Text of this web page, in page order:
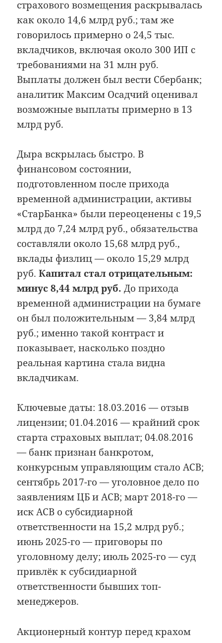
страхового возмещения раскрывалась
как около 14,6 млрд руб.; там же
говорилось примерно о 24,5 тыс.
вкладчиков, включая около 300 ИП с
требованиями на 31 млн руб.
Выплаты должен был вести Сбербанк;
аналитик Максим Осадчий оценивал
возможные выплаты примерно в 13
млрд руб.
Дыра вскрылась быстро. В
финансовом состоянии,
подготовленном после прихода
временной администрации, активы
«СтарБанка» были переоценены с 19,5
млрд до 7,24 млрд руб., обязательства
составляли около 15,68 млрд руб.,
вклады физлиц — около 15,29 млрд
руб.Капитал стал отрицательным:
минус 8,44 млрд руб. До прихода
временной администрации на бумаге
он был положительным — 3,84 млрд
руб.; именно такой контраст и
показывает, насколько поздно
реальная картина стала видна
вкладчикам.
Ключевые даты: 18.03.2016 — отзыв
лицензии; 01.04.2016 — крайний срок
старта страховых выплат; 04.08.2016
— банк признан банкротом,
конкурсным управляющим стало АСВ;
сентябрь 2017-го — уголовное дело по
заявлениям ЦБ и АСВ; март 2018-го —
иск АСВ о субсидиарной
ответственности на 15,2 млрд руб.;
июнь 2025-го — приговоры по
уголовному делу; июль 2025-го — суд
привлёк к субсидиарной
ответственности бывших топ-
менеджеров.
Акционерный контур перед крахом